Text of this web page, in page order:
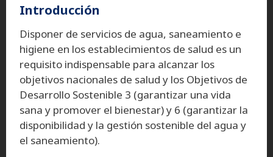
Introducción
Disponer de servicios de agua, saneamiento e
higiene en los establecimientos de salud es un
requisito indispensable para alcanzar los
objetivos nacionales de salud y los Objetivos de
Desarrollo Sostenible 3 (garantizar una vida
sana y promover el bienestar) y 6 (garantizar la
disponibilidad y la gestión sostenible del agua y
el saneamiento).